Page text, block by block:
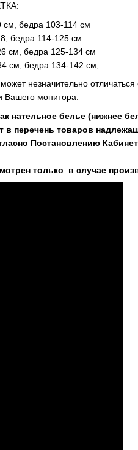
см, бедра 103-114 см
бедра 114-125 см
см, бедра 125-134 см
см, бедра 134-142 см;
незначительно
Вашего монитора.
нательное белье (нижнее
в перечень товаров
Постановлению
только в случае